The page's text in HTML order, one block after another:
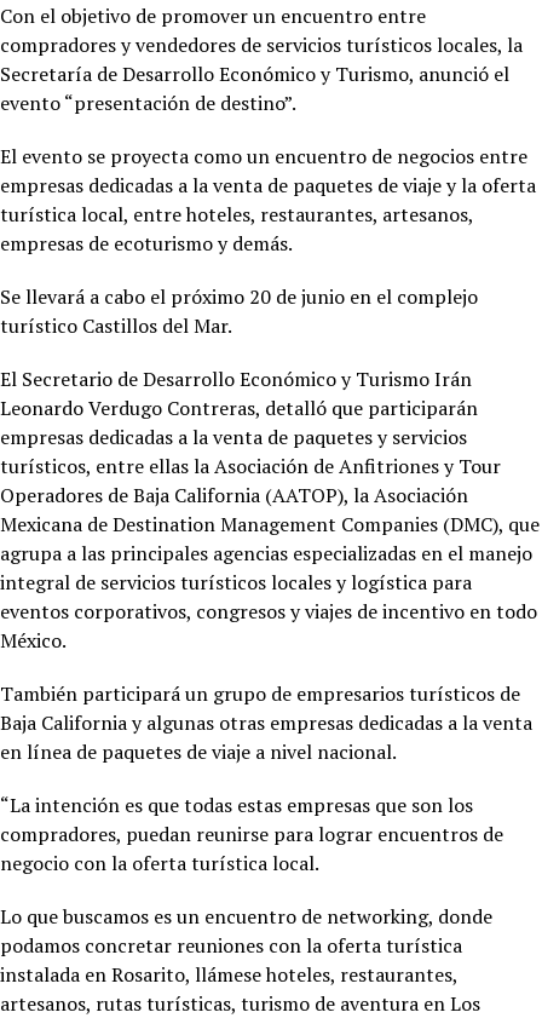
Con el objetivo de promover un encuentro entre
compradores y vendedores de servicios turísticos locales, la
Secretaría de Desarrollo Económico y Turismo, anunció el
evento “presentación de destino”.
El evento se proyecta como un encuentro de negocios entre
empresas dedicadas a la venta de paquetes de viaje y la oferta
turística local, entre hoteles, restaurantes, artesanos,
empresas de ecoturismo y demás.
Se llevará a cabo el próximo 20 de junio en el complejo
turístico Castillos del Mar.
El Secretario de Desarrollo Económico y Turismo Irán
Leonardo Verdugo Contreras, detalló que participarán
empresas dedicadas a la venta de paquetes y servicios
turísticos, entre ellas la Asociación de Anfitriones y Tour
Operadores de Baja California (AATOP), la Asociación
Mexicana de Destination Management Companies (DMC), que
agrupa a las principales agencias especializadas en el manejo
integral de servicios turísticos locales y logística para
eventos corporativos, congresos y viajes de incentivo en todo
México.
También participará un grupo de empresarios turísticos de
Baja California y algunas otras empresas dedicadas a la venta
en línea de paquetes de viaje a nivel nacional.
“La intención es que todas estas empresas que son los
compradores, puedan reunirse para lograr encuentros de
negocio con la oferta turística local.
Lo que buscamos es un encuentro de networking, donde
podamos concretar reuniones con la oferta turística
instalada en Rosarito, llámese hoteles, restaurantes,
artesanos, rutas turísticas, turismo de aventura en Los